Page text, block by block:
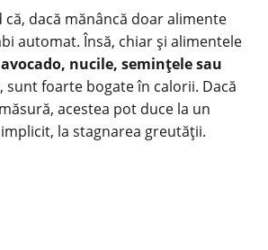
dacă mănâncă doaralimente
automat. Însă, chiar și alimentele
avocado, nucile, semințele sau
, sunt foarte bogate în calorii. Dacă
acestea pot duce la un
la stagnarea greutății.